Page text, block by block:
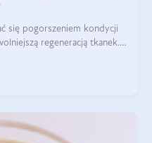
się pogorszeniem kondycji
regeneracją tkanek.